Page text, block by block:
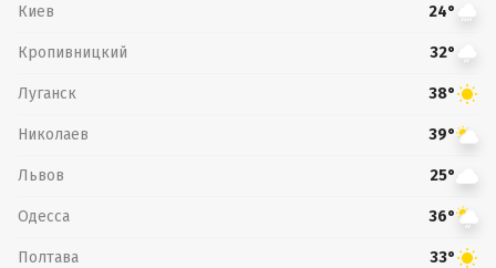
Киев 24°
Кропивницкий 32°
Луганск 38°
Николаев 39°
Львов 25°
Одесса 36°
Полтава 33°